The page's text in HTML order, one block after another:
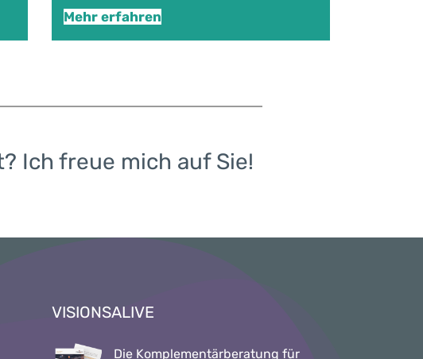
Mehr erfahren
Ich freue mich auf Sie!
VISIONSALIVE
Die Komplementärberatung für